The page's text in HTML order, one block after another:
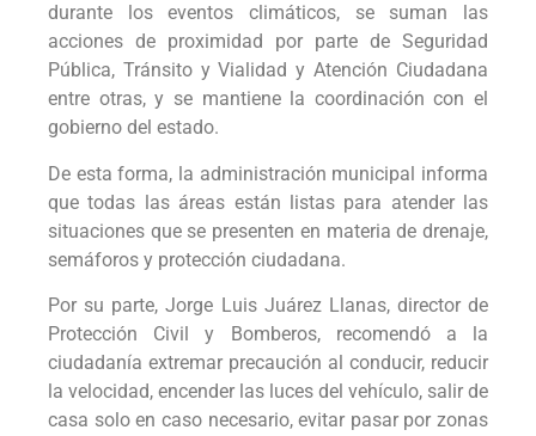
durante los eventos climáticos, se suman las
acciones de proximidad por parte de Seguridad
Pública, Tránsito y Vialidad y Atención Ciudadana
entre otras, y se mantiene la coordinación con el
gobierno del estado.
De esta forma, la administración municipal informa
que todas las áreas están listas para atender las
situaciones que se presenten en materia de drenaje,
semáforos y protección ciudadana.
Por su parte, Jorge Luis Juárez Llanas, director de
Protección Civil y Bomberos, recomendó a la
ciudadanía extremar precaución al conducir, reducir
la velocidad, encender las luces del vehículo, salir de
casa solo en caso necesario, evitar pasar por zonas